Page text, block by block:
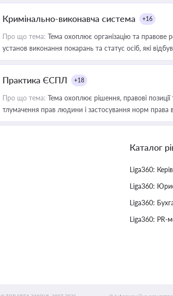
Кримінально-виконавча система +16
Про що тема: Тема охоплює організацію та правове
установ виконання покарань та статус осіб, які
Практика ЄСПЛ +18
Про що тема: Тема охоплює рішення, правові
тлумачення прав людини і застосування норм права в
Каталог
Liga360:
Liga360:
Liga360:
Liga360: PR-